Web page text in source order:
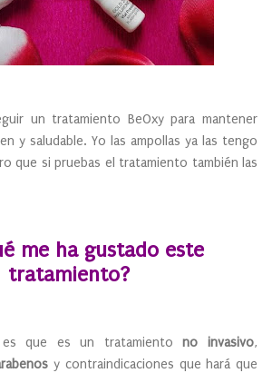
un tratamiento BeOxy para mantener
y saludable. Yo las ampollas ya las tengo
que si pruebas el tratamiento también las
me ha gustado este
tratamiento?
es que es un tratamientono invasivo,
y contraindicaciones que hará que